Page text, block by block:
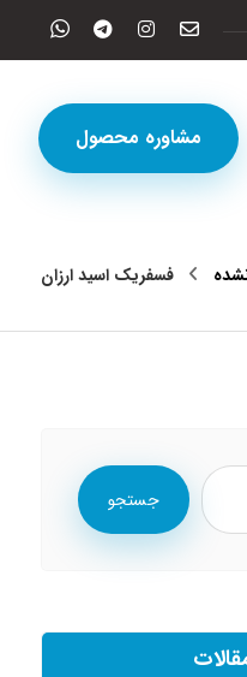
مشاوره محصول
فسفریک اسید ارزان
جستجو